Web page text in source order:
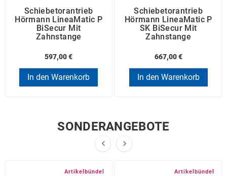
Schiebetorantrieb
Hörmann LineaMatic P
BiSecur Mit
Zahnstange
597,00 €
In den Warenkorb
Schiebetorantrieb
Hörmann LineaMatic P
SK BiSecur Mit
Zahnstange
667,00 €
In den Warenkorb
SONDERANGEBOTE
 
Artikelbündel Artikelbündel